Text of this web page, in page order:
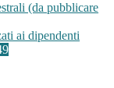
(da pubblicare
ai dipendenti